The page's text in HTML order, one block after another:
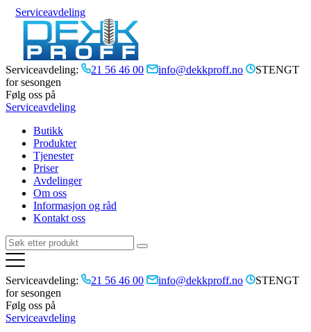
Serviceavdeling
Serviceavdeling: 21 56 46 00 info@dekkproff.no
STENGT
for sesongen
Følg oss på
Serviceavdeling
Butikk
Produkter
Tjenester
Priser
Avdelinger
Om oss
Informasjon og råd
Kontakt oss
Serviceavdeling: 21 56 46 00 info@dekkproff.no
STENGT
for sesongen
Følg oss på
Serviceavdeling